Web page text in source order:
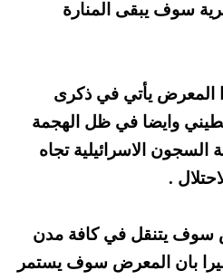
سوف يبقى المنارة
المعرض يأتي في ذكرى
الفلسطيني وايضا في ظل الهجمة
الاسرائيلية تجاه
.
سوف يتنقل في كافة مدن
بان المعرض سوف يستمر